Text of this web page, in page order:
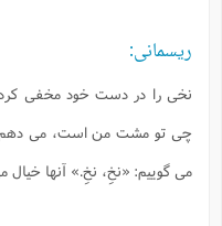
ريسمانى:
نخى را در دست خود مخفى
چى تو مشت من است، مى دهم
مى گوييم: «نخِ، نخِ.»آنها خيال